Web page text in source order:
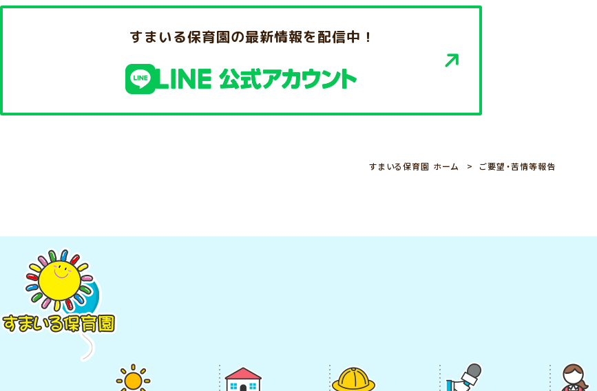
すまいる保育園の最新情報を配信中！
すまいる保育園 ホーム ご要望・苦情等報告